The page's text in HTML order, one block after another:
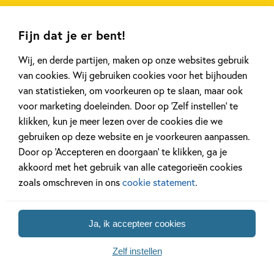
Fijn dat je er bent!
Wij, en derde partijen, maken op onze websites gebruik
van cookies. Wij gebruiken cookies voor het bijhouden
van statistieken, om voorkeuren op te slaan, maar ook
voor marketing doeleinden. Door op ‘Zelf instellen’ te
klikken, kun je meer lezen over de cookies die we
gebruiken op deze website en je voorkeuren aanpassen.
Door op ‘Accepteren en doorgaan’ te klikken, ga je
akkoord met het gebruik van alle categorieën cookies
zoals omschreven in onscookie statement.
Ja, ik accepteer cookies
Zelf instellen
20 APRIL 2026
Oplossing ‘De schaduwroof’
puzzel!
Achtergrond
Lees meer
27 FEBRUARI 2026
Ons
regent ganzen’
Lees meer
Bekijk alle artikelen